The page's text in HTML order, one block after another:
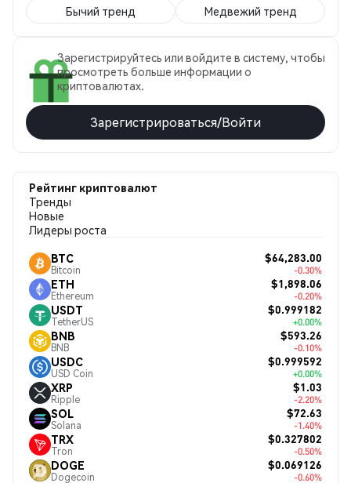
Бычий тренд Медвежий тренд
Зарегистрируйтесь или войдите в систему, чтобы
просмотреть больше информации о
криптовалютах.
Зарегистрироваться/Войти
Рейтинг криптовалют
Тренды
Новые
Лидеры роста
BTC
Bitcoin
$64,283.00
-0.30%
ETH
Ethereum
$1,898.06
-0.20%
USDT
TetherUS
$0.999182
+0.00%
BNB
BNB
$593.26
-0.10%
USDC
USD Coin
$0.999592
+0.00%
XRP
Ripple
$1.03
-2.20%
SOL
Solana
$72.63
-1.40%
TRX
Tron
$0.327802
-0.50%
DOGE
Dogecoin
$0.069126
-0.60%